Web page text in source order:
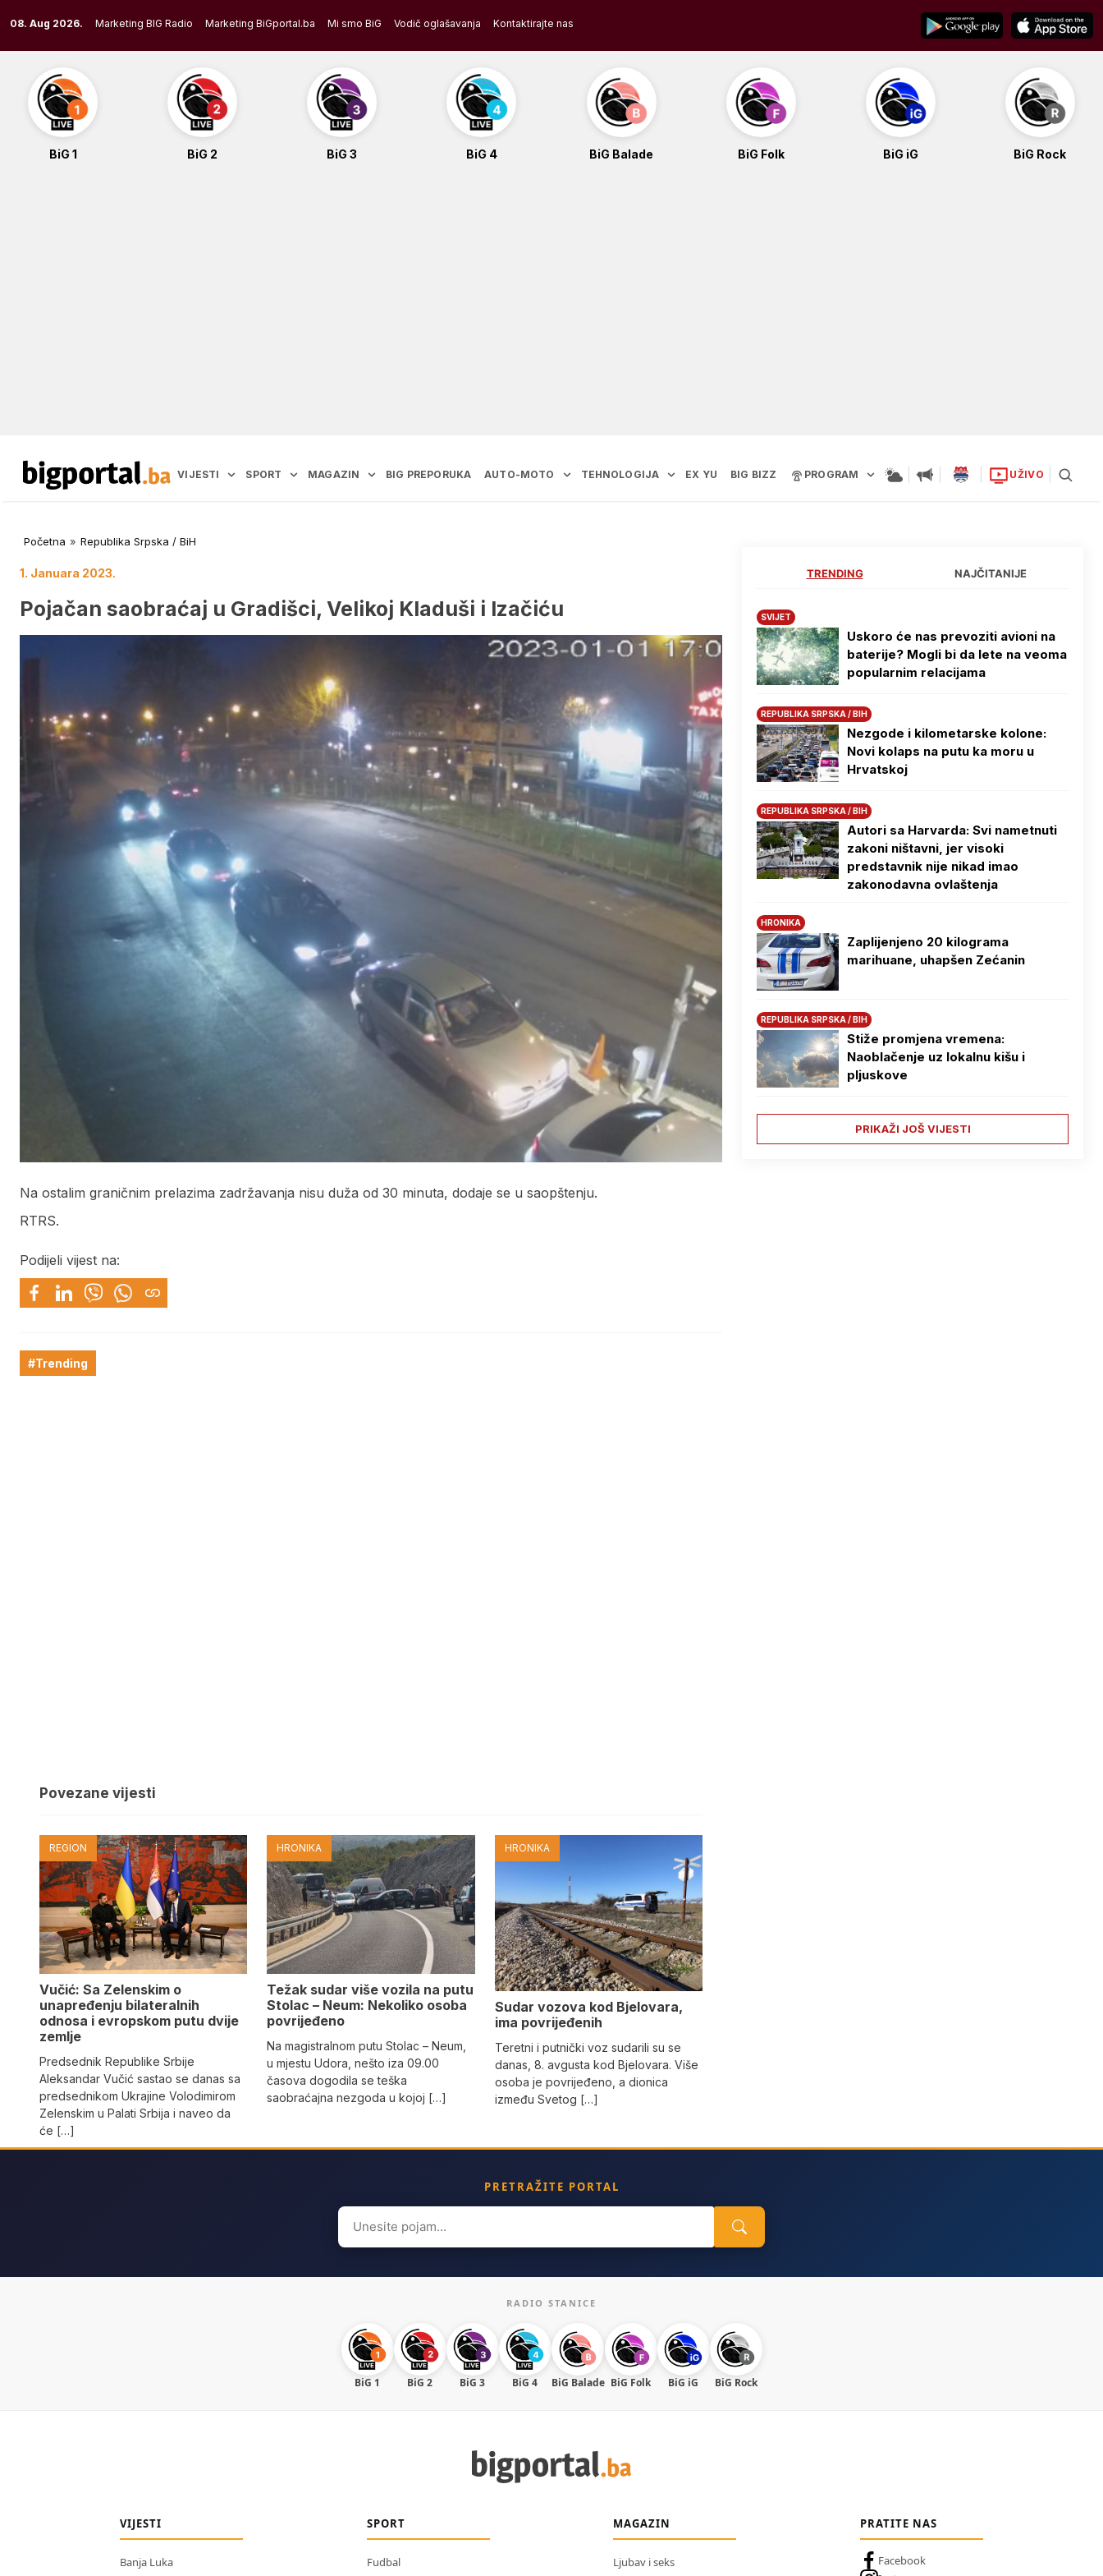
to
content
08. Aug 2026. Marketing BIG Radio Marketing BiGportal.ba Mi smo BiG Vodič oglašavanja Kontaktirajte nas
BiG 1 BiG 2 BiG 3 BiG 4 BiG Balade BiG Folk BiG iG BiG Rock
VIJESTI SPORT MAGAZIN BIG PREPORUKA AUTO-MOTO TEHNOLOGIJA EX YU BIG BIZZ PROGRAM UŽIVO
Početna » Republika Srpska / BiH
1. Januara 2023.
Pojačan saobraćaj u Gradišci, Velikoj Kladuši i Izačiću
Na ostalim graničnim prelazima zadržavanja nisu duža od 30 minuta, dodaje se u saopštenju.
RTRS.
Podijeli vijest na:
#Trending
Povezane vijesti
REGION
Vučić: Sa Zelenskim o
unapređenju bilateralnih
odnosa i evropskom putu dvije
zemlje
Predsednik Republike Srbije
Aleksandar Vučić sastao se danas sa
predsednikom Ukrajine Volodimirom
Zelenskim u Palati Srbija i naveo da
će […]
HRONIKA
Težak sudar više vozila na putu
Stolac – Neum: Nekoliko osoba
povrijeđeno
Na magistralnom putu Stolac – Neum,
u mjestu Udora, nešto iza 09.00
časova dogodila se teška
saobraćajna nezgoda u kojoj […]
HRONIKA
Sudar vozova kod Bjelovara,
ima povrijeđenih
Teretni i putnički voz sudarili su se
danas, 8. avgusta kod Bjelovara. Više
osoba je povrijeđeno, a dionica
između Svetog […]
TRENDING NAJČITANIJE
SVIJET
Uskoro će nas prevoziti avioni na
baterije? Mogli bi da lete na veoma
popularnim relacijama
REPUBLIKA SRPSKA / BIH
Nezgode i kilometarske kolone:
Novi kolaps na putu ka moru u
Hrvatskoj
REPUBLIKA SRPSKA / BIH
Autori sa Harvarda: Svi nametnuti
zakoni ništavni, jer visoki
predstavnik nije nikad imao
zakonodavna ovlaštenja
HRONIKA
Zaplijenjeno 20 kilograma
marihuane, uhapšen Zećanin
REPUBLIKA SRPSKA / BIH
Stiže promjena vremena:
Naoblačenje uz lokalnu kišu i
pljuskove
PRIKAŽI JOŠ VIJESTI
PRETRAŽITE PORTAL
Search
for:
RADIO STANICE
BiG 1 BiG 2 BiG 3 BiG 4 BiG Balade BiG Folk BiG iG BiG Rock
VIJESTI
Banja Luka
SPORT
Fudbal
MAGAZIN
Ljubav i seks
PRATITE NAS
Facebook